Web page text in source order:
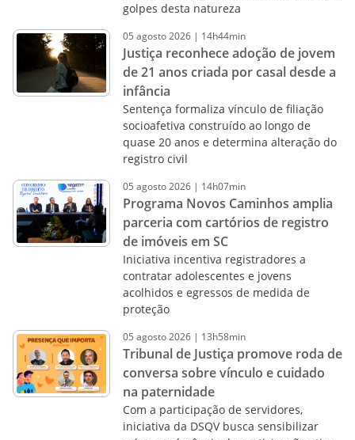
golpes desta natureza
05 agosto2026 | 14h44min
Justiça reconhece adoção de jovem
de 21 anos criada por casal desde a
infância
Sentença formaliza vínculo de filiação
socioafetiva construído ao longo de
quase 20 anos e determina alteração do
registro civil
05 agosto2026 | 14h07min
Programa Novos Caminhos amplia
parceria com cartórios de registro
de imóveis em SC
Iniciativa incentiva registradores a
contratar adolescentes e jovens
acolhidos e egressos de medida de
proteção
05 agosto2026 | 13h58min
Tribunal de Justiça promove roda de
conversa sobre vínculo e cuidado
na paternidade
Com a participação de servidores,
iniciativa da DSQV busca sensibilizar